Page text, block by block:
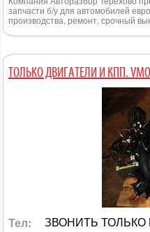
запчасти б/у для автомобилей европейского и американского
производства, ремонт, срочный
ТОЛЬКО
Тел:
ЗВОНИТЬ ТОЛЬКО